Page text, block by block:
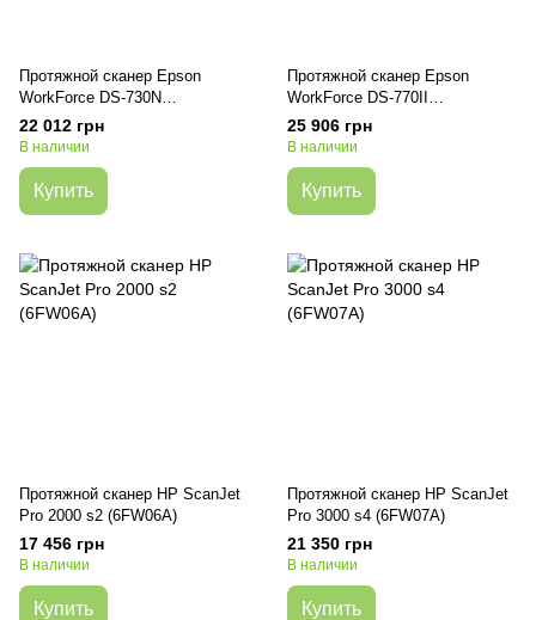
Протяжной сканер Epson
WorkForce DS-730N
(B11B259401)
22 012 грн
В наличии
Купить
Протяжной сканер Epson
WorkForce DS-770II
(B11B262401)
25 906 грн
В наличии
Купить
Протяжной сканер HP ScanJet
Pro 2000 s2 (6FW06A)
17 456 грн
В наличии
Купить
Протяжной сканер HP ScanJet
Pro 3000 s4 (6FW07A)
21 350 грн
В наличии
Купить